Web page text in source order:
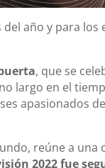
del año y para
, que se
largo en el
apasionados
reúne a una
2022 fue